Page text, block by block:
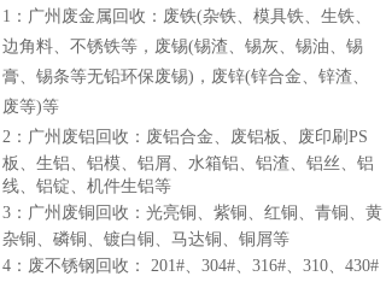
1 ：广州废金属回收：废铁(杂铁、模具铁、生铁、
边角料、不锈铁等，废锡(锡渣、锡灰、锡油、锡
膏、锡条等无铅环保废锡) ，废锌(锌合金、锌渣、
废等)等
2 ：广州废铝回收：废铝合金、废铝板、废印刷 PS
板、生铝、铝模、铝屑、水箱铝、铝渣、铝丝、铝
线、铝锭、机件生铝等
3 ：广州废铜回收：光亮铜、紫铜、红铜、青铜、黄
杂铜、磷铜、镀白铜、马达铜、铜屑等
4 ：废不锈钢回收： 201#、 304#、 316#、 310、 430#